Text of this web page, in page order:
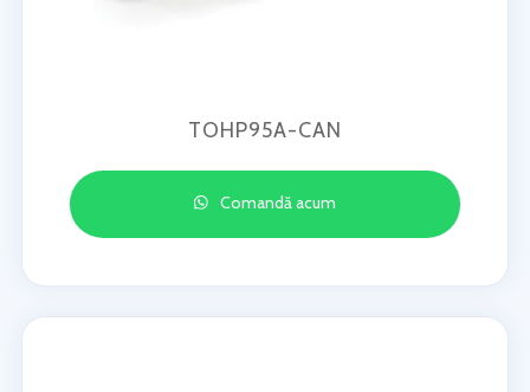
TOHP95A-CAN
Comandă acum